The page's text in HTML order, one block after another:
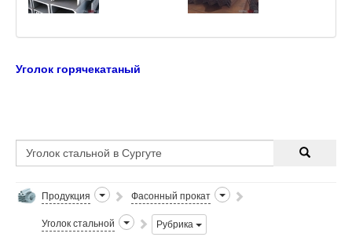
Уголок горячекатаный
Продукция Фасонный прокат
Уголок стальной Рубрика